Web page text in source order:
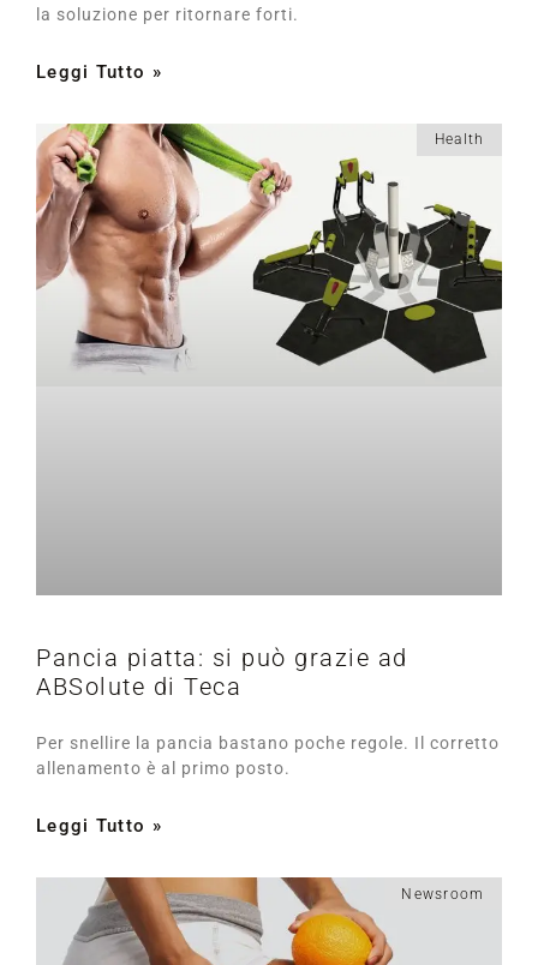
la soluzione per ritornare forti.
Leggi Tutto »
Health
Pancia piatta: si può grazie ad
ABSolute di Teca
Per snellire la pancia bastano poche regole. Il corretto
allenamento è al primo posto.
Leggi Tutto »
Newsroom